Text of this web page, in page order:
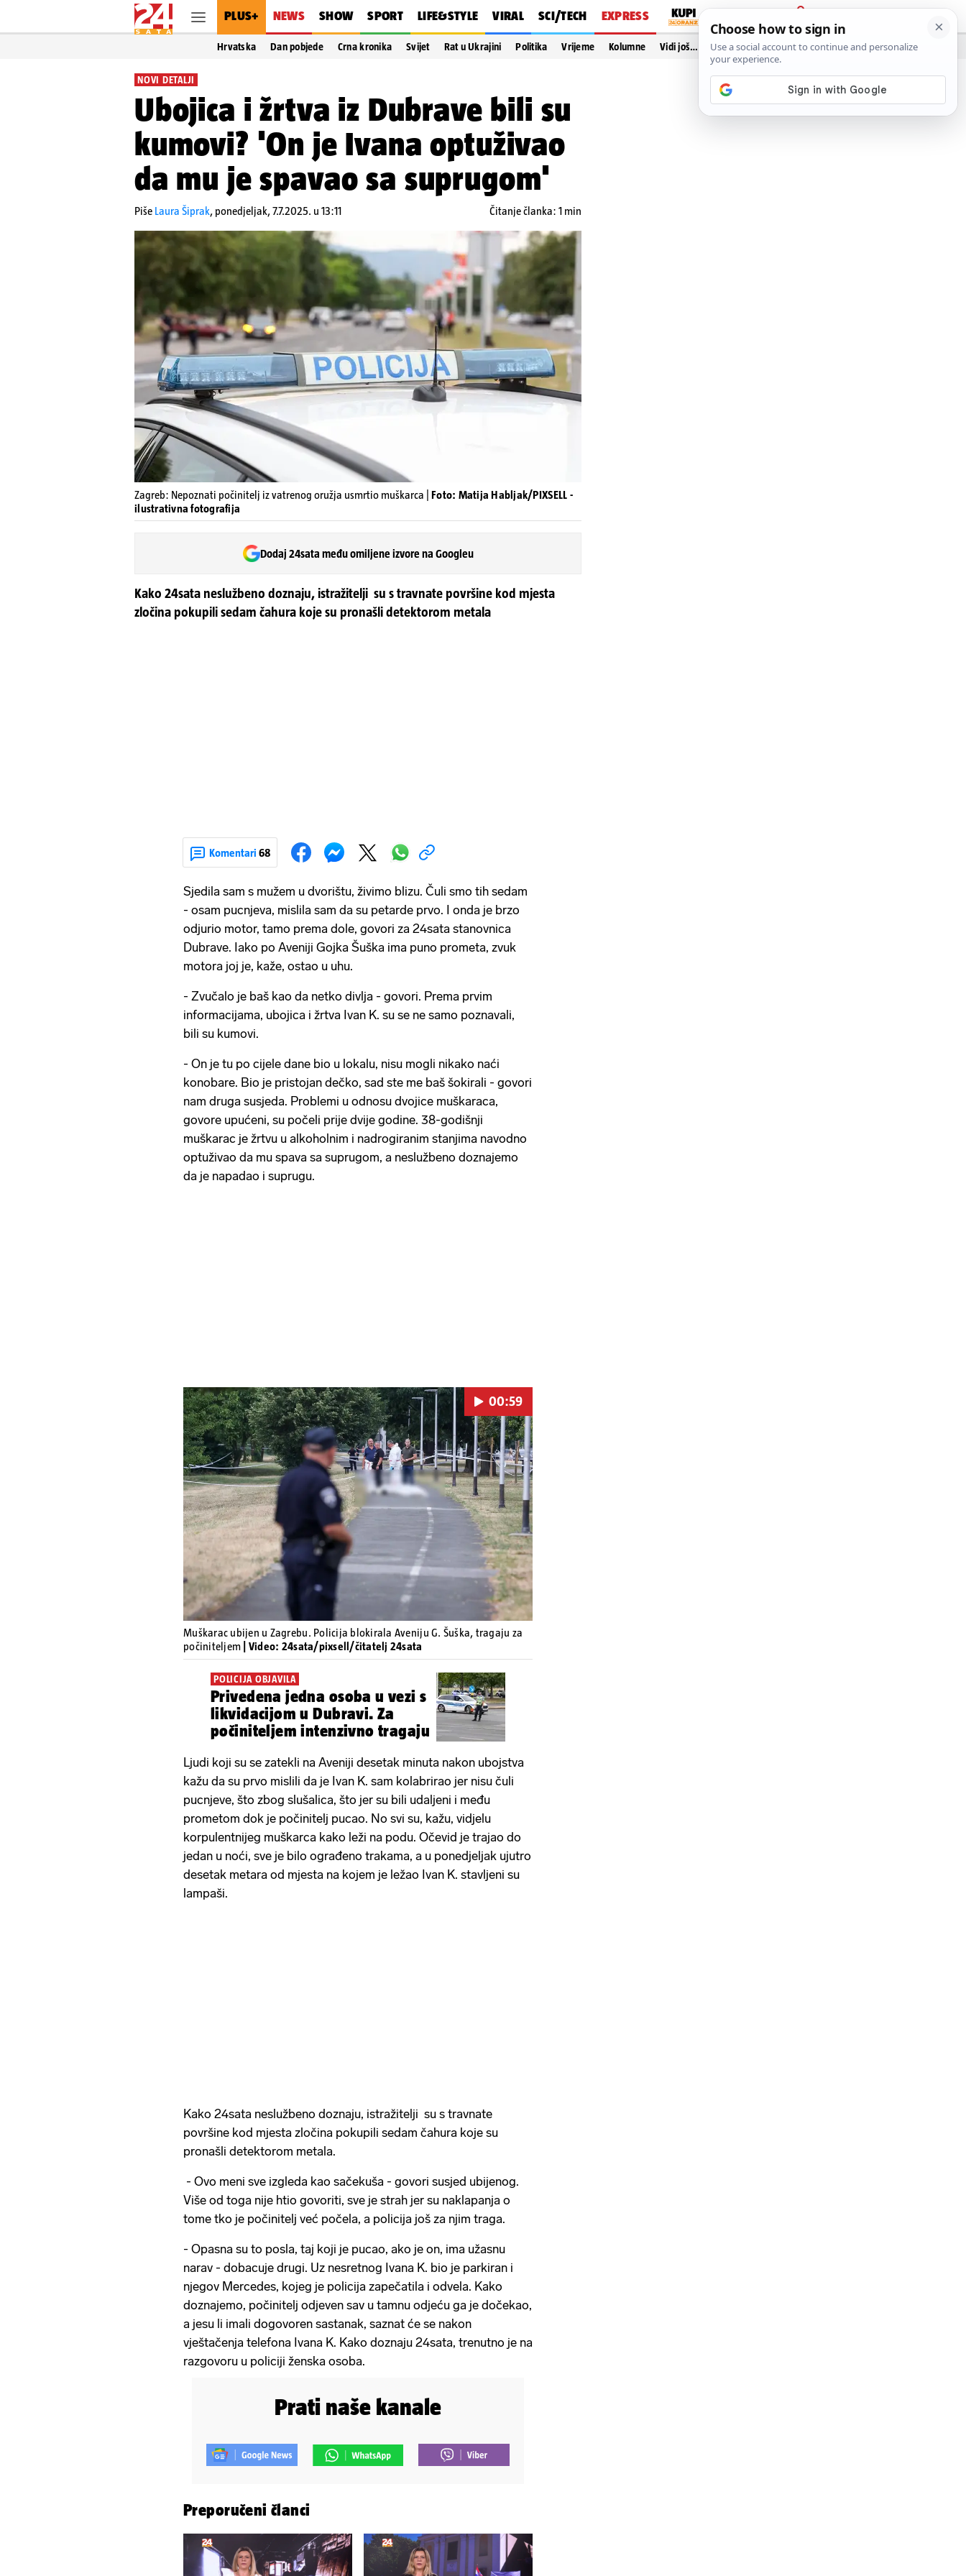
PLUS+ NEWS SHOW SPORT LIFE&STYLE VIRAL SCI/TECH EXPRESS
PRIJAVA
Hrvatska Dan pobjede Crna kronika Svijet Rat u Ukrajini Politika Vrijeme Kolumne Vidi još…
NOVI DETALJI
Ubojica i žrtva iz Dubrave bili su
kumovi? 'On je Ivana optuživao
da mu je spavao sa suprugom'
Piše Laura Šiprak, ponedjeljak, 7.7.2025. u 13:11 Čitanje članka: 1 min
Zagreb: Nepoznati počinitelj iz vatrenog oružja usmrtio muškarca | Foto: Matija Habljak/PIXSELL -
ilustrativna fotografija
Dodaj 24sata među omiljene izvore na Googleu
Kako 24sata neslužbeno doznaju, istražitelji su s travnate površine kod mjesta
zločina pokupili sedam čahura koje su pronašli detektorom metala
Komentari 68
Sjedila sam s mužem u dvorištu, živimo blizu. Čuli smo tih sedam
- osam pucnjeva, mislila sam da su petarde prvo. I onda je brzo
odjurio motor, tamo prema dole, govori za 24sata stanovnica
Dubrave. Iako po Aveniji Gojka Šuška ima puno prometa, zvuk
motora joj je, kaže, ostao u uhu.
- Zvučalo je baš kao da netko divlja - govori. Prema prvim
informacijama, ubojica i žrtva Ivan K. su se ne samo poznavali,
bili su kumovi.
- On je tu po cijele dane bio u lokalu, nisu mogli nikako naći
konobare. Bio je pristojan dečko, sad ste me baš šokirali - govori
nam druga susjeda. Problemi u odnosu dvojice muškaraca,
govore upućeni, su počeli prije dvije godine. 38-godišnji
muškarac je žrtvu u alkoholnim i nadrogiranim stanjima navodno
optuživao da mu spava sa suprugom, a neslužbeno doznajemo
da je napadao i suprugu.
Pokretanje videa...
00:59
Muškarac ubijen u Zagrebu. Policija blokirala Aveniju G. Šuška, tragaju za
počiniteljem
| Video: 24sata/pixsell/čitatelj 24sata
POLICIJA OBJAVILA
Privedena jedna osoba u vezi s
likvidacijom u Dubravi. Za
počiniteljem intenzivno tragaju
Ljudi koji su se zatekli na Aveniji desetak minuta nakon ubojstva
kažu da su prvo mislili da je Ivan K. sam kolabrirao jer nisu čuli
pucnjeve, što zbog slušalica, što jer su bili udaljeni i među
prometom dok je počinitelj pucao. No svi su, kažu, vidjelu
korpulentnijeg muškarca kako leži na podu. Očevid je trajao do
jedan u noći, sve je bilo ograđeno trakama, a u ponedjeljak ujutro
desetak metara od mjesta na kojem je ležao Ivan K. stavljeni su
lampaši.
Kako 24sata neslužbeno doznaju, istražitelji su s travnate
površine kod mjesta zločina pokupili sedam čahura koje su
pronašli detektorom metala.
- Ovo meni sve izgleda kao sačekuša - govori susjed ubijenog.
Više od toga nije htio govoriti, sve je strah jer su naklapanja o
tome tko je počinitelj već počela, a policija još za njim traga.
- Opasna su to posla, taj koji je pucao, ako je on, ima užasnu
narav - dobacuje drugi. Uz nesretnog Ivana K. bio je parkiran i
njegov Mercedes, kojeg je policija zapečatila i odvela. Kako
doznajemo, počinitelj odjeven sav u tamnu odjeću ga je dočekao,
a jesu li imali dogovoren sastanak, saznat će se nakon
vještačenja telefona Ivana K. Kako doznaju 24sata, trenutno je na
razgovoru u policiji ženska osoba.
Prati naše kanale
Preporučeni članci